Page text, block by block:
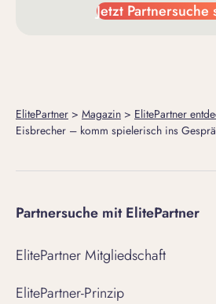
Jetzt Partnersuche
ElitePartner > Magazin > ElitePartner
Eisbrecher – komm spielerisch ins
Partnersuche mit ElitePartner
ElitePartner Mitgliedschaft
ElitePartner-Prinzip